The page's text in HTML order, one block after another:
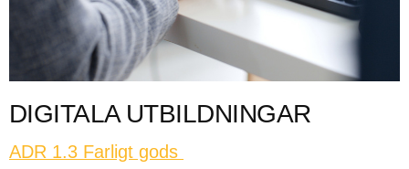
DIGITALA UTBILDNINGAR
ADR 1.3 Farligt gods